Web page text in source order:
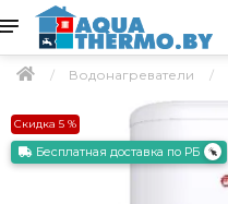
Водонагреватели
Скидка 5 %
Бесплатная доставка по РБ